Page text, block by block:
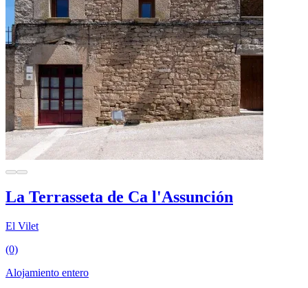
La Terrasseta de Ca l'Assunción
El Vilet
(0)
Alojamiento entero